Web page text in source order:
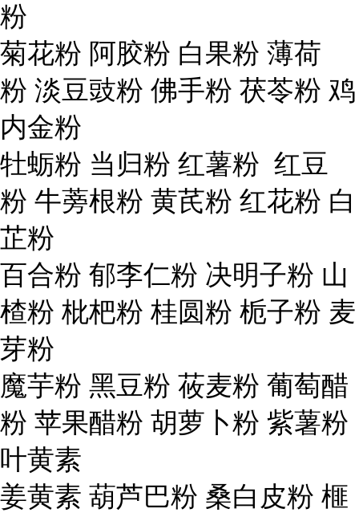
粉
菊花粉 阿胶粉 白果粉 薄荷
粉 淡豆豉粉 佛手粉 茯苓粉 鸡
内金粉
牡蛎粉 当归粉 红薯粉 红豆
粉 牛蒡根粉 黄芪粉 红花粉 白
芷粉
百合粉 郁李仁粉 决明子粉 山
楂粉 枇杷粉 桂圆粉 栀子粉 麦
芽粉
魔芋粉 黑豆粉 莜麦粉 葡萄醋
粉 苹果醋粉 胡萝卜粉 紫薯粉
叶黄素
姜黄素 葫芦巴粉 桑白皮粉 榧